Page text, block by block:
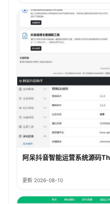
阿呆抖音智能运营系统源码
更新 2026-08-10